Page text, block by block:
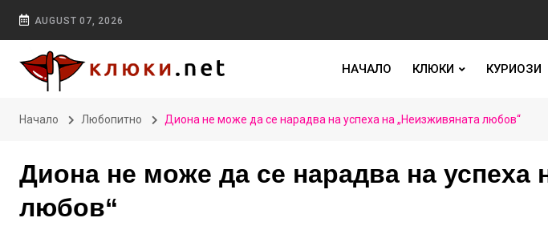
AUGUST 07, 2026
НАЧАЛО КЛЮКИ КУРИОЗИ
Начало Любопитно Диона не може да се нарадва на успеха на „Неизживяната любов“
Диона не може да се нарадва на успеха
любов“